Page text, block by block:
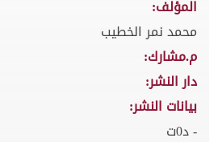
المؤلف:
محمد نمر الخطيب
م.مشارك:
دار النشر:
بيانات النشر:
- د0ت